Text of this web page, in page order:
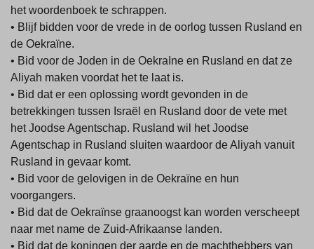
het woordenboek te schrappen.
• Blijf bidden voor de vrede in de oorlog tussen Rusland en
de Oekraïne.
• Bid voor de Joden in de OekraIne en Rusland en dat ze
Aliyah maken voordat het te laat is.
• Bid dat er een oplossing wordt gevonden in de
betrekkingen tussen Israël en Rusland door de vete met
het Joodse Agentschap. Rusland wil het Joodse
Agentschap in Rusland sluiten waardoor de Aliyah vanuit
Rusland in gevaar komt.
• Bid voor de gelovigen in de Oekraïne en hun
voorgangers.
• Bid dat de Oekraïnse graanoogst kan worden verscheept
naar met name de Zuid-Afrikaanse landen.
• Bid dat de koningen der aarde en de machthebbers van